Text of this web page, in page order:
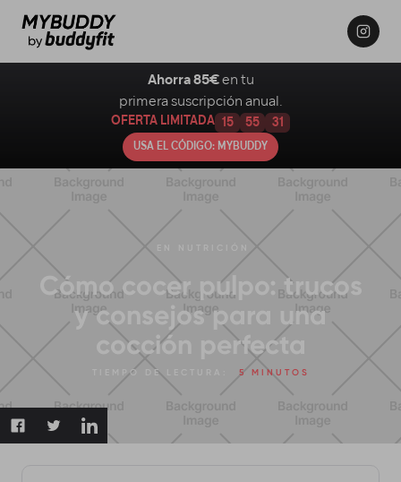
Cómo cocer pulpo: trucos
y consejos para una
cocción perfecta
TIEMPO DE LECTURA: 5 MINUTOS
Ahorra 85€ en tu
primera suscripción anual.
OFERTA LIMITADA 15 55 29
USA EL CÓDIGO: MYBUDDY